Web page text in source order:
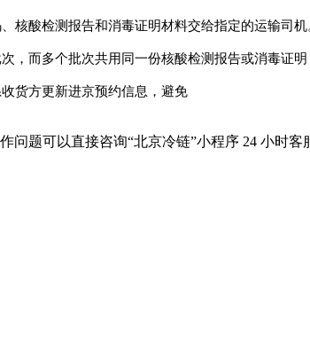
核酸检测报告和消毒证明材料交给指定的运输司
，而多个批次共用同一份核酸检测报告或消毒证
货方更新进京预约信息，避免
问题可以直接咨询“北京冷链”小程序 24 小时客